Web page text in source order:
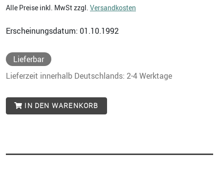
Alle Preise inkl. MwSt zzgl. Versandkosten
Erscheinungsdatum: 01.10.1992
Lieferbar
Lieferzeit innerhalb Deutschlands: 2-4 Werktage
IN DEN WARENKORB